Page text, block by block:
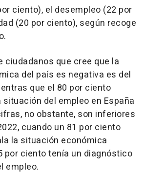
ciento), el desempleo (22 por
(20 por ciento), según recoge
ciudadanos que cree que la
del país es negativa es del
que el 80 por ciento
del empleo en España
no obstante, son inferiores
cuando un 81 por ciento
la situación económica
por ciento tenía un diagnóstico
empleo.